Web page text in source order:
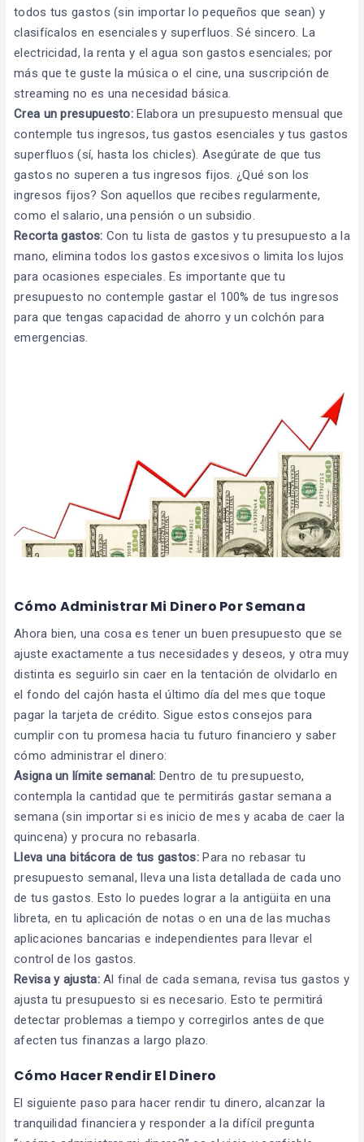
todos tus gastos (sin importar lo pequeños que sean) y
clasifícalos en esenciales y superfluos. Sé sincero. La
electricidad, la renta y el agua son gastos esenciales; por
más que te guste la música o el cine, una suscripción de
streaming no es una necesidad básica.
Crea un presupuesto: Elabora un presupuesto mensual que
contemple tus ingresos, tus gastos esenciales y tus gastos
superfluos (sí, hasta los chicles). Asegúrate de que tus
gastos no superen a tus ingresos fijos. ¿Qué son los
ingresos fijos? Son aquellos que recibes regularmente,
como el salario, una pensión o un subsidio.
Recorta gastos: Con tu lista de gastos y tu presupuesto a la
mano, elimina todos los gastos excesivos o limita los lujos
para ocasiones especiales. Es importante que tu
presupuesto no contemple gastar el 100% de tus ingresos
para que tengas capacidad de ahorro y un colchón para
emergencias.
Cómo Administrar Mi Dinero Por Semana
Ahora bien, una cosa es tener un buen presupuesto que se
ajuste exactamente a tus necesidades y deseos, y otra muy
distinta es seguirlo sin caer en la tentación de olvidarlo en
el fondo del cajón hasta el último día del mes que toque
pagar la tarjeta de crédito. Sigue estos consejos para
cumplir con tu promesa hacia tu futuro financiero y saber
cómo administrar el dinero:
Asigna un límite semanal: Dentro de tu presupuesto,
contempla la cantidad que te permitirás gastar semana a
semana (sin importar si es inicio de mes y acaba de caer la
quincena) y procura no rebasarla.
Lleva una bitácora de tus gastos:Para no rebasar tu
presupuesto semanal, lleva una lista detallada de cada uno
de tus gastos. Esto lo puedes lograr a la antigüita en una
libreta, en tu aplicación de notas o en una de las muchas
aplicaciones bancarias e independientes para llevar el
control de los gastos.
Revisa y ajusta:Al final de cada semana, revisa tus gastos y
ajusta tu presupuesto si es necesario. Esto te permitirá
detectar problemas a tiempo y corregirlos antes de que
afecten tus finanzas a largo plazo.
Cómo Hacer Rendir El Dinero
El siguiente paso para hacer rendir tu dinero, alcanzar la
tranquilidad financiera y responder a la difícil pregunta